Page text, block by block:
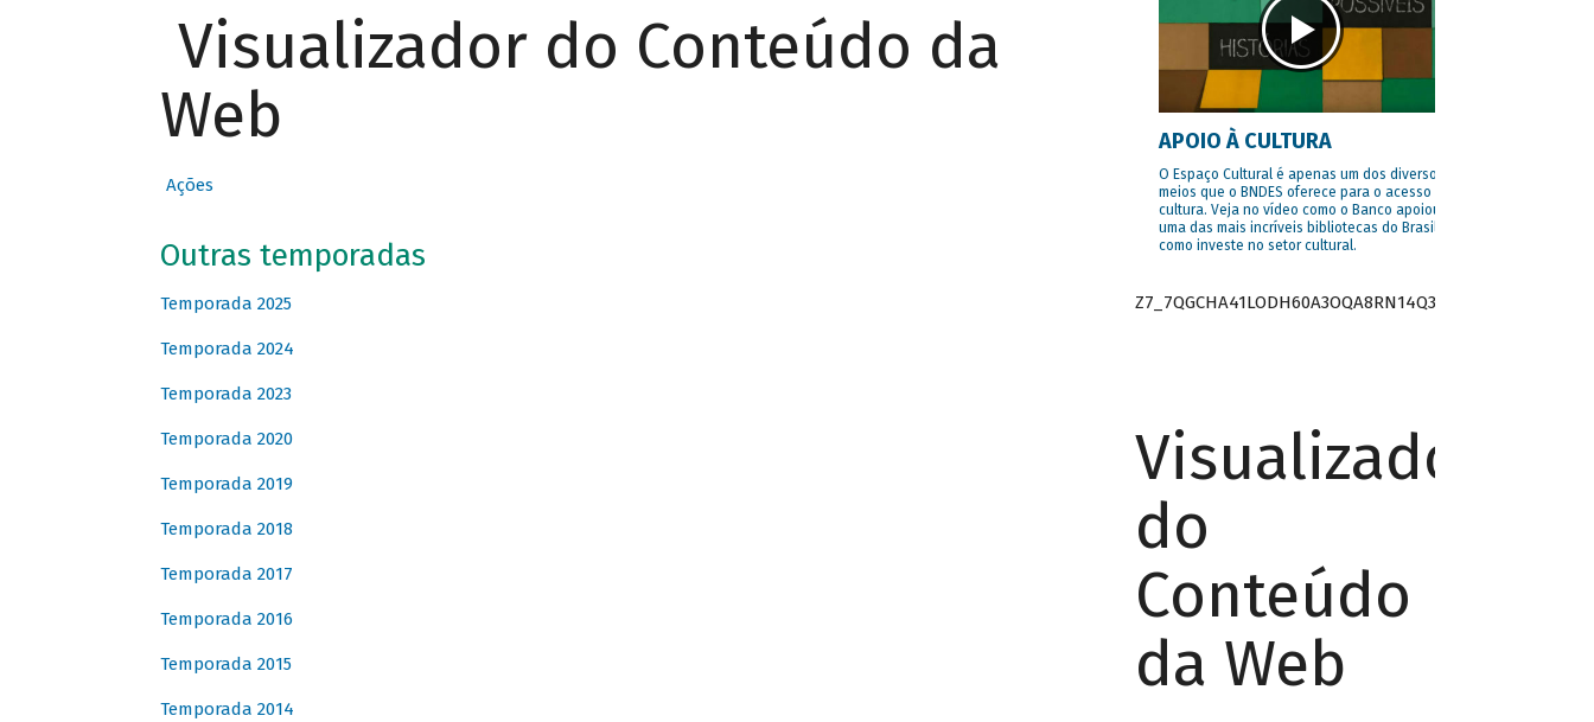
Visualizador do Conteúdo da
Web
Ações
Outras temporadas
Temporada 2025
Temporada 2024
Temporada 2023
Temporada 2020
Temporada 2019
Temporada 2018
Temporada 2017
Temporada 2016
Temporada 2015
Temporada 2014
APOIO À CULTURA
O Espaço Cultural é apenas um dos diversos
meios que o BNDES oferece para o acesso à
cultura. Veja no vídeo como o Banco apoiou
uma das mais incríveis bibliotecas do Brasil e
como investe no setor cultural.
Z7_7QGCHA41LODH60A3OQA8RN14Q3
Visualizador
do
Conteúdo
da Web